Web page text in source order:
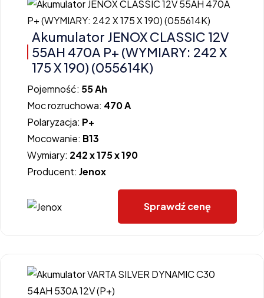
Akumulator JENOX CLASSIC 12V
55AH 470A P+ (WYMIARY: 242 X
175 X 190) (055614K)
Pojemność: 55 Ah
Moc rozruchowa: 470 A
Polaryzacja: P+
Mocowanie: B13
Wymiary: 242 x 175 x 190
Producent: Jenox
Sprawdź cenę